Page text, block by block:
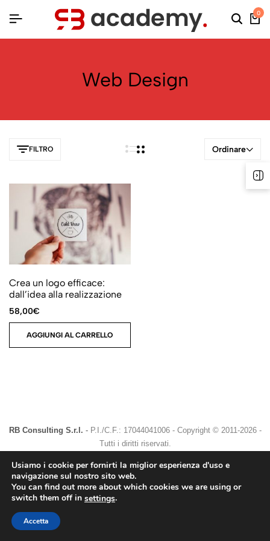
0
Web Design
FILTRO Ordinare
Crea un logo efficace:
dall’idea alla realizzazione
58,00€
AGGIUNGI AL CARRELLO
Usiamo i cookie per fornirti la miglior esperienza d'uso e
navigazione sul nostro sito web.
You can find out more about which cookies we are using or
switch them off in settings.
Accetta
RB Consulting S.r.l. - P.I./C.F.: 17044041006 - Copyright © 2011-2026 -
Tutti i diritti riservati.
Privacy Policy Cookie Policy